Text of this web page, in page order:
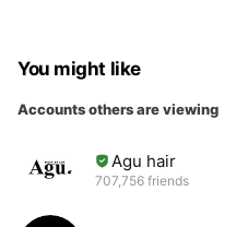
You might like
Accounts others are viewing
Agu hair
707,756 friends